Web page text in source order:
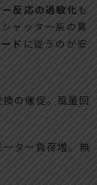
反応の過敏化も
ャッター系の異
ド に従うのが安
換の催促。風量回
ーター負荷増。無